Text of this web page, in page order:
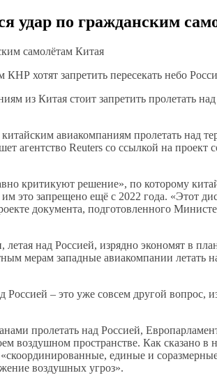
удар по гражданским
хотят запретить пересекать небо
из Китая стоит запретить пролетать
авиакомпаниям пролетать над
Reuters со ссылкой на проект
критикуют решение», по которому
это запрещено ещё с 2022 года. «Этот
документа, подготовленного
над Россией, изрядно экономят в
мерам западные авиакомпании летать
– это уже совсем другой вопрос,
пролетать над Россией,
воздушном пространстве. Как сказано в
единые и
воздушных угроз».